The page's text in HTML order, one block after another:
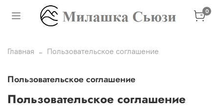
0
Главная Пользовательское соглашение
Пользовательское соглашение
Пользовательское соглашение